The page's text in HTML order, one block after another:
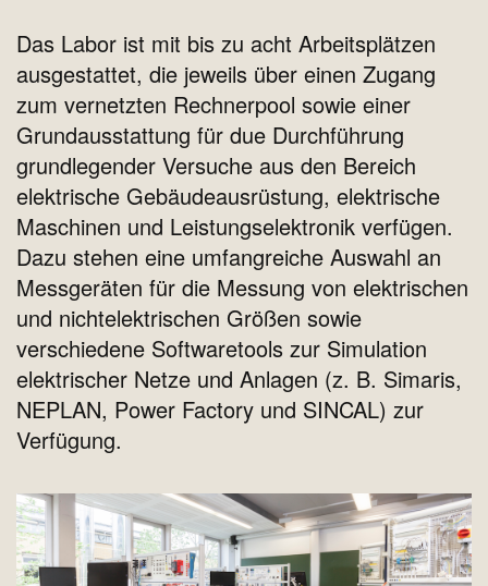
Das Labor ist mit bis zu acht Arbeitsplätzen
ausgestattet, die jeweils über einen Zugang
zum vernetzten Rechnerpool sowie einer
Grundausstattung für due Durchführung
grundlegender Versuche aus den Bereich
elektrische Gebäudeausrüstung, elektrische
Maschinen und Leistungselektronik verfügen.
Dazu stehen eine umfangreiche Auswahl an
Messgeräten für die Messung von elektrischen
und nichtelektrischen Größen sowie
verschiedene Softwaretools zur Simulation
elektrischer Netze und Anlagen (z. B. Simaris,
NEPLAN, Power Factory und SINCAL) zur
Verfügung.